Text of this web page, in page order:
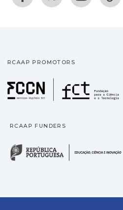
RCAAP PROMOTORS
RCAAP FUNDERS